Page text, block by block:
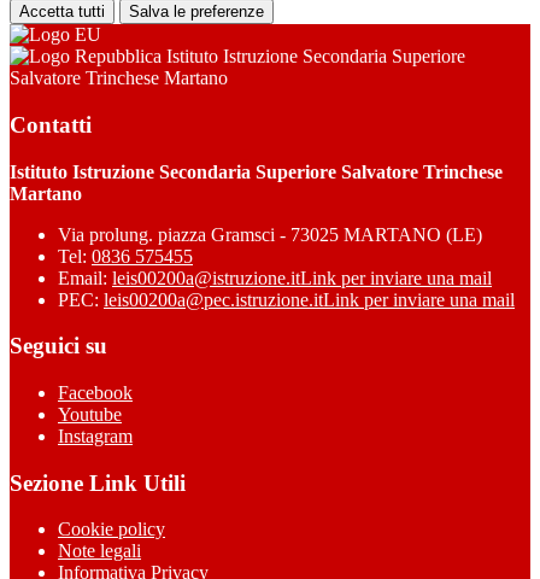
Accetta tutti Salva le preferenze
Istituto Istruzione Secondaria Superiore
Salvatore Trinchese Martano
Contatti
Istituto Istruzione Secondaria Superiore Salvatore Trinchese
Martano
Via prolung. piazza Gramsci - 73025 MARTANO (LE)
Tel: 0836 575455
Email: leis00200a@istruzione.itLink per inviare una mail
PEC: leis00200a@pec.istruzione.itLink per inviare una mail
Seguici su
Facebook
Youtube
Instagram
Sezione Link Utili
Cookie policy
Note legali
Informativa Privacy